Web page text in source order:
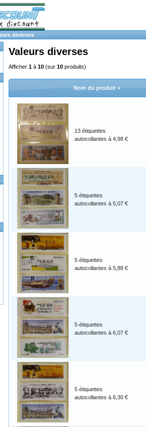
diverses
Valeurs diverses
Afficher 1 à 10 (sur 10 produits)
Nom du produit +
13 étiquettes
autocollantes à 4,98 €
5 étiquettes
autocollantes à 5,07 €
5 étiquettes
autocollantes à 5,88 €
5 étiquettes
autocollantes à 6,07 €
5 étiquettes
autocollantes à 6,30 €